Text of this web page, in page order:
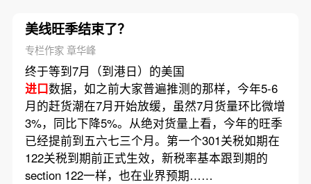
美线旺季结束了？
专栏作家 章华峰
终于等到7月（到港日）的美国
进口数据，如之前大家普遍推测的那样，今年5-6
月的赶货潮在7月开始放缓，虽然7月货量环比微增
3%，同比下降5%。从绝对货量上看，今年的旺季
已经提前到五六七三个月。第一个301关税如期在
122关税到期前正式生效，新税率基本跟到期的
section 122一样，也在业界预期……